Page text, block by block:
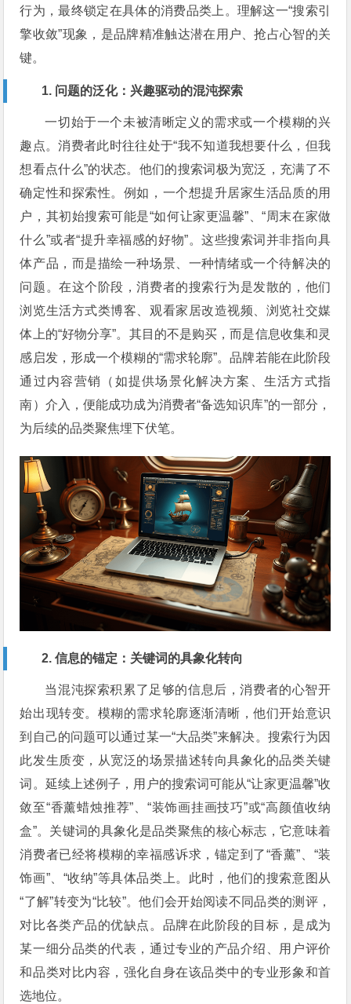
行为，最终锁定在具体的消费品类上。理解这一“搜索引
擎收敛”现象，是品牌精准触达潜在用户、抢占心智的关
键。
1. 问题的泛化：兴趣驱动的混沌探索
一切始于一个未被清晰定义的需求或一个模糊的兴
趣点。消费者此时往往处于“我不知道我想要什么，但我
想看点什么”的状态。他们的搜索词极为宽泛，充满了不
确定性和探索性。例如，一个想提升居家生活品质的用
户，其初始搜索可能是“如何让家更温馨”、“周末在家做
什么”或者“提升幸福感的好物”。这些搜索词并非指向具
体产品，而是描绘一种场景、一种情绪或一个待解决的
问题。在这个阶段，消费者的搜索行为是发散的，他们
浏览生活方式类博客、观看家居改造视频、浏览社交媒
体上的“好物分享”。其目的不是购买，而是信息收集和灵
感启发，形成一个模糊的“需求轮廓”。品牌若能在此阶段
通过内容营销（如提供场景化解决方案、生活方式指
南）介入，便能成功成为消费者“备选知识库”的一部分，
为后续的品类聚焦埋下伏笔。
2. 信息的锚定：关键词的具象化转向
当混沌探索积累了足够的信息后，消费者的心智开
始出现转变。模糊的需求轮廓逐渐清晰，他们开始意识
到自己的问题可以通过某一“大品类”来解决。搜索行为因
此发生质变，从宽泛的场景描述转向具象化的品类关键
词。延续上述例子，用户的搜索词可能从“让家更温馨”收
敛至“香薰蜡烛推荐”、“装饰画挂画技巧”或“高颜值收纳
盒”。关键词的具象化是品类聚焦的核心标志，它意味着
消费者已经将模糊的幸福感诉求，锚定到了“香薰”、“装
饰画”、“收纳”等具体品类上。此时，他们的搜索意图从
“了解”转变为“比较”。他们会开始阅读不同品类的测评，
对比各类产品的优缺点。品牌在此阶段的目标，是成为
某一细分品类的代表，通过专业的产品介绍、用户评价
和品类对比内容，强化自身在该品类中的专业形象和首
选地位。